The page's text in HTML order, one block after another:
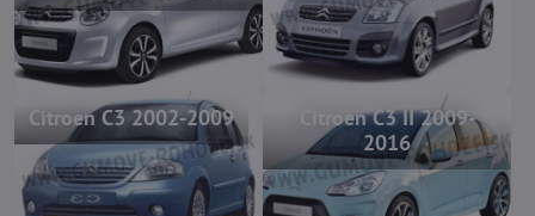
Citroen C3 2002-2009
Citroen C3 II 2009-
2016